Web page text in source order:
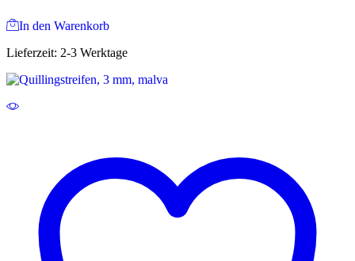
In den Warenkorb
Lieferzeit: 2-3 Werktage